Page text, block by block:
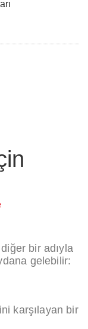
bir adıyla
gelebilir:
karşılayan bir